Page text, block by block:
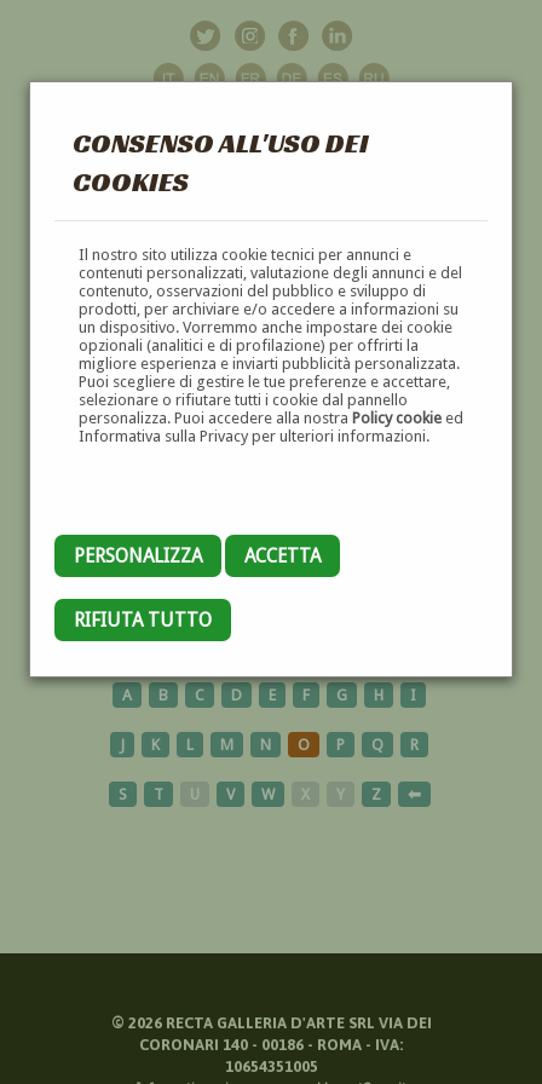
CONSENSO ALL'USO DEI
COOKIES
Il nostro sito utilizza cookie tecnici per annunci e
contenuti personalizzati, valutazione degli annunci e del
contenuto, osservazioni del pubblico e sviluppo di
prodotti, per archiviare e/o accedere a informazioni su
un dispositivo. Vorremmo anche impostare dei cookie
opzionali (analitici e di profilazione) per offrirti la
migliore esperienza e inviarti pubblicità personalizzata.
Puoi scegliere di gestire le tue preferenze e accettare,
selezionare o rifiutare tutti i cookie dal pannello
personalizza. Puoi accedere alla nostra Policy cookieed
Informativa sulla Privacy per ulteriori informazioni.
PERSONALIZZA ACCETTA
RIFIUTA TUTTO
GALLERIAD'ARTE
DIPINTI E SCULTURE '800 E '900
AUTORITRATTO
A B C D E F G H I
J K L M N O P Q R
S T U V W X Y Z ⬅
© 2026RECTA GALLERIA D'ARTE SRL VIA DEI
CORONARI 140 - 00186 - ROMA - IVA:
10654351005